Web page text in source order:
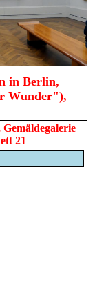
in Berlin,
Wunder"),
21